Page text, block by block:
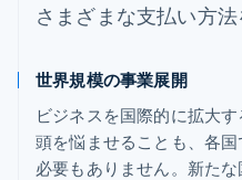
さまざまな支払い方法
世界規模の事業展開
ビジネスを国際的に拡大
頭を悩ませることも、各
必要もありません。新た